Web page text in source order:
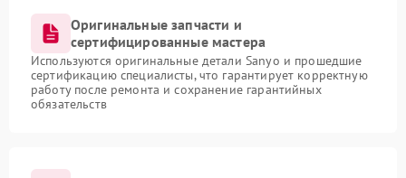
Оригинальные запчасти и
сертифицированные мастера
Используются оригинальные детали Sanyo и прошедшие
сертификацию специалисты, что гарантирует корректную
работу после ремонта и сохранение гарантийных
обязательств